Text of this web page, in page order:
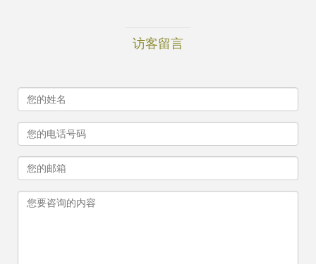
访客留言